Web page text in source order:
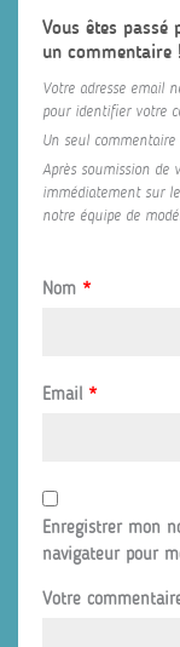
Vous êtes
un commentaire !
Votre adresse email
pour identifier votre
Un seul
Après soumission de
immédiatement sur
notre équipe de
Nom *
Email *
Enregistrer mon
navigateur pour
Votre